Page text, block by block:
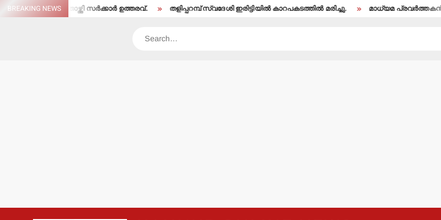
SkipBREAKING NEWS
തരംതാഴ്ത്തി സര്‍ക്കാര്‍ ഉത്തരവ്. തളിപ്പറമ്പ് സ്വദേശി ഇരിട്ടിയില്‍ കാറപകടത്തില്‍ മരിച്ചു. മാധ്യമ പ്രവര്‍ത്തകന്‍ ബി.എ.അലി
Search